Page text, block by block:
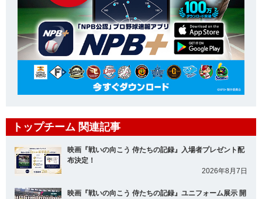
トップチーム 関連記事
映画『戦いの向こう 侍たちの記録』入場者プレゼント配
布決定！
2026年8月7日
映画『戦いの向こう 侍たちの記録』ユニフォーム展示 開